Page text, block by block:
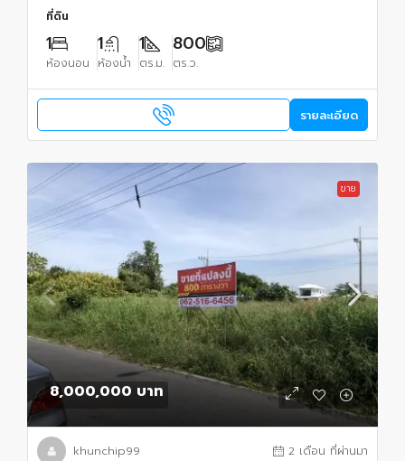
ที่ดิน
1
ห้องนอน
1
ห้องน้ำ
1
ตร.ม.
800
ตร.ว.
รายละเอียด
ขาย
8,000,000 บาท
khunchip99 2 เดือน ที่ผ่านมา